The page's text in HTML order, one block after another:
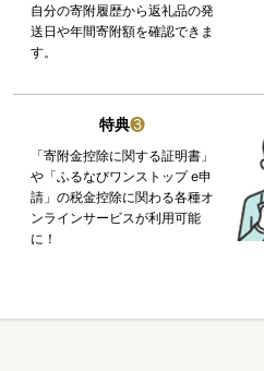
自分の寄附履歴から返礼品の発
送日や年間寄附額を確認できま
す。
特典❸
「寄附金控除に関する証明書」
や「ふるなびワンストップ e申
請」の税金控除に関わる各種オ
ンラインサービスが利用可能
に！